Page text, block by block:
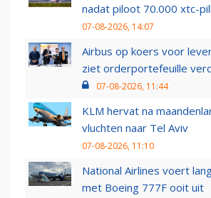
nadat piloot 70.000 xtc-
07-08-2026, 14:07
Airbus op koers voor
ziet orderportefeuille
07-08-2026, 11:44
KLM hervat na
vluchten naar Tel Aviv
07-08-2026, 11:10
National Airlines voert
met Boeing 777F ooit uit